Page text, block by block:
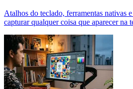
Atalhos do teclado, ferramentas nativas
capturar qualquer coisa que aparecer na